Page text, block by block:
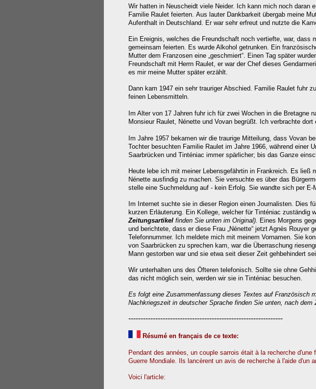
Wir hatten in Neuscheidt viele Neider. Ich kann mich noch daran
Familie Raulet feierten. Aus lauter Dankbarkeit übergab meine
Aufenthalt in Deutschland. Er war sehr erfreut und nutzte die
Ein Ereignis, welches die Freundschaft noch vertiefte, war,
gemeinsam feierten. Es wurde Alkohol getrunken. Ein
Mutter dem Franzosen eine „geschmiert“. Einen Tag später
Freundschaft mit Herrn Raulet, er war der Chef dieses
es mir meine Mutter später erzählt.
Dann kam 1947 ein sehr trauriger Abschied. Familie Raulet fuhr
feinen Lebensmitteln.
Im Alter von 17 Jahren fuhr ich für zwei Wochen in die Bretagne
Monsieur Raulet, Nénette und Vovan begrüßt. Ich verbrachte
Im Jahre 1957 bekamen wir die traurige Mitteilung, dass Vovan
Tochter besuchten Familie Raulet im Jahre 1966, während einer
Saarbrücken und Tinténiac immer spärlicher; bis das Ganze
Heute lebe ich mit meiner Lebensgefährtin in Frankreich. Es ließ
Nénette ausfindig zu machen. Sie versuchte es über das
stelle eine Suchmeldung auf - kein Erfolg. Sie wandte sich per E-
Im Internet suchte sie in dieser Region einen Journalisten. Dies
kurzen Erläuterung. Ein Kollege, welcher für Tinténiac zuständig
Zeitungsartikel finden Sie unten im Original). Eines Morgens
und berichtete, dass er diese Frau „Nénette“ jetzt Agnès
Telefonnummer. Ich meldete mich mit meinem Vornamen. Sie
von Saarbrücken zu sprechen kam, war die Überraschung
Mann gestorben war und sie etwa seit dieser Zeit gehbehindert
Wir unterhalten uns des Öfteren telefonisch. Sollte sie ohne
das nicht möglich sein, werden wir sie in Tinténiac besuchen.
Es folgt eine Zusammenfassung dieses Textes auf Französisch
Nachkriegszeit in deutscher Sprache finden Sie unten, nach
---------------------------------------------------------------
Résumé en français de ce texte:
Pendant des années, un couple sarrois était à la recherche
Guerre Mondiale. Ils lancèrent un avis de recherche à l'aide d'un
Voici l'article: